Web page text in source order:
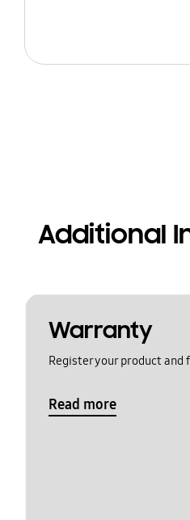
Additional
Warranty
Register your product and
Read more